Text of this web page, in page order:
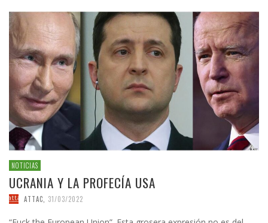
NOTICIAS
UCRANIA Y LA PROFECÍA USA
ATTAC 31/03/2022